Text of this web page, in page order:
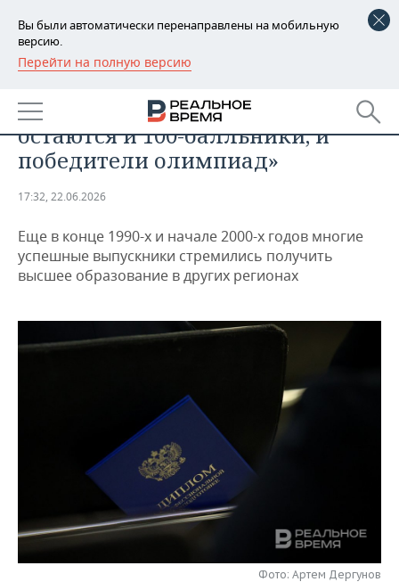
Вы были автоматически перенаправлены на мобильную
версию.
Перейти на полную версию
РЕГИОНЫ
БАШКОРТОСТАН
ТАТАРСТАН
НОВОСТИ
АНАЛИТИКА
ДЕКЛАРАЦИИ О ДОХОДАХ
КОРОЛИ ГОСЗАКАЗА ПФО
КОМУ ПРИНАДЛЕЖАТ
НОВОСТИ ЭКОНОМИКИ
ФИНАНСЫ
БЮДЖЕТ
ПРОМЫШЛЕННОСТЬ
НОВОСТИ
ПРОМЫШЛЕННОСТИ
АГРОПРОМ
ЭНЕРГЕТИКА
НЕДВИЖИМОСТЬ
НОВОСТИ АВТО
БИЗНЕС
РОЗНИЧНАЯ ТОРГОВЛЯ
ТРАНСПОРТ
НОВОСТИ ТЕХНОЛОГИЙ
НОВОСТИ МЕРОПРИЯТИЙ
ВЫЕЗДНАЯ РЕДАКЦИЯ
НОВОСТИ СПОРТА
ОБЩЕСТВО
Гафаров: «В Казани охотно
остаются и 100-балльники, и
победители олимпиад»
17:32, 22.06.2026
Еще в конце 1990-х и начале 2000-х годов многие
успешные выпускники стремились получить
высшее образование в других регионах
Фото: Артем Дергунов